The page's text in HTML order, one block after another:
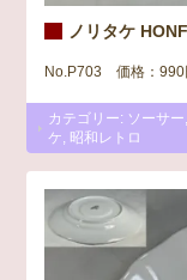
ノリタケ
No.P703 価格：990
カテゴリー: ソーサー
ケ
昭和レトロ